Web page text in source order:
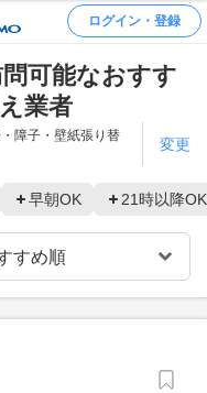
ログイン・登録
可能なおすす
業者
障子・壁紙張り替
変更
早朝OK 21時以降OK